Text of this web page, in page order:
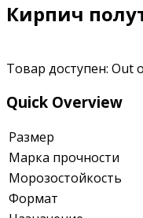
Кирпич
Товар доступен: Out
Quick Overview
Размер
Марка прочности
Морозостойкость
Формат